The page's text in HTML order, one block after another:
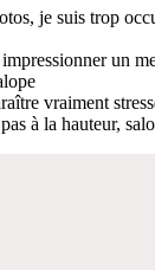
je suis trop
un
vraiment
à la hauteur,